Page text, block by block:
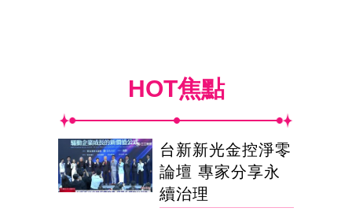
HOT焦點
台新新光金控淨零
論壇 專家分享永
續治理